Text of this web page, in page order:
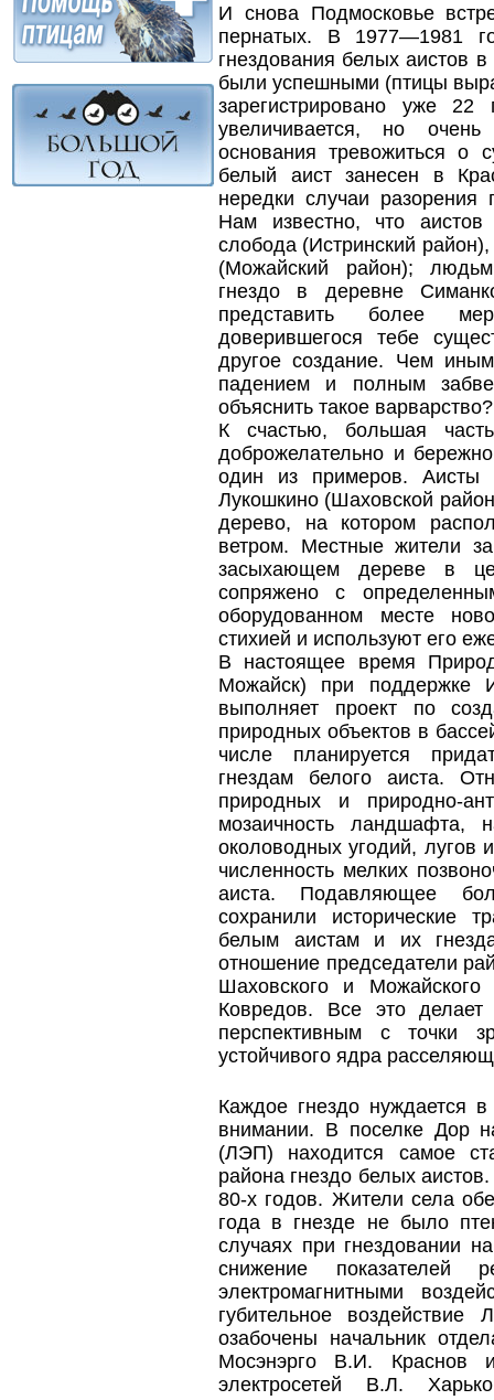
И снова Подмосковье
пернатых. В 1977—1981
гнездования белых аистов
были успешными (птицы
зарегистрировано уже
увеличивается, но
основания тревожиться о
белый аист занесен в
нередки случаи разорения
Нам известно, что
слобода (Истринский
(Можайский район);
гнездо в деревне
представить более
доверившегося тебе
другое создание. Чем
падением и полным
объяснить такое варварство?
К счастью, большая
доброжелательно и
один из примеров. Аисты
Лукошкино (Шаховской
дерево, на котором
ветром. Местные жители
засыхающем дереве в
сопряжено с
оборудованном месте
стихией и используют его
В настоящее время
Можайск) при поддержке
выполняет проект по
природных объектов в
числе планируется
гнездам белого аиста.
природных и природно-
мозаичность ландшафта,
околоводных угодий, лугов
численность мелких
аиста. Подавляющее
сохранили исторические
белым аистам и их
отношение председатели
Шаховского и
Ковредов. Все это делает
перспективным с точки
устойчивого ядра
Каждое гнездо нуждается
внимании. В поселке Дор
(ЛЭП) находится самое
района гнездо белых
80-х годов. Жители села
года в гнезде не было
случаях при гнездовании
снижение показателей
электромагнитными
губительное
озабочены начальник
Мосэнэрго В.И. Краснов
электросетей В.Л.